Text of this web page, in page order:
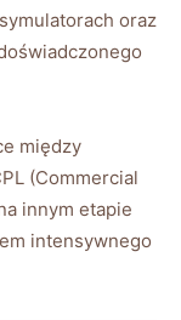
oraz
między
(Commercial
innym etapie
intensywnego